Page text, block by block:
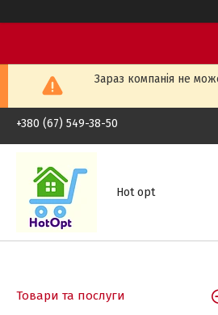
Зараз компанія не
+380 (67) 549-38-50
Hot opt
Товари та послуги